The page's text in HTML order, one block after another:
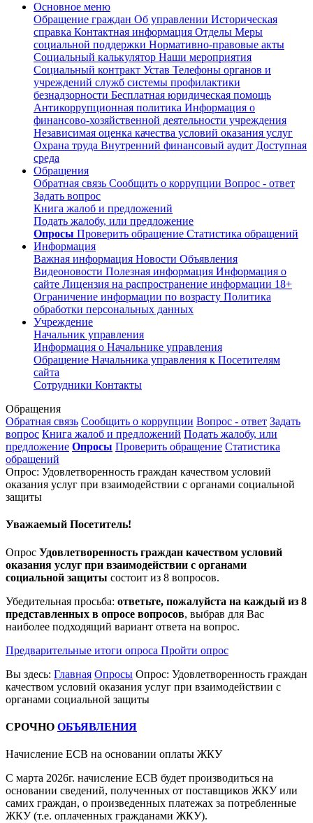
Основное меню
Обращение граждан Об управлении Историческая
справка Контактная информация Отделы Меры
социальной поддержки Нормативно-правовые акты
Социальный калькулятор Наши мероприятия
Социальный контракт Устав Телефоны органов и
учреждений служб системы профилактики
безнадзорности Бесплатная юридическая помощь
Антикоррупционная политика Информация о
финансово-хозяйственной деятельности учреждения
Независимая оценка качества условий оказания услуг
Охрана труда Внутренний финансовый аудит Доступная
среда
Обращения
Обратная связь Сообщить о коррупции Вопрос - ответ
Задать вопрос
Книга жалоб и предложений
Подать жалобу, или предложение
Опросы Проверить обращение Статистика обращений
Информация
Важная информация Новости Объявления
Видеоновости Полезная информация Информация о
сайте Лицензия на распространение информации 18+
Ограничение информации по возрасту Политика
обработки персональных данных
Учреждение
Начальник управления
Информация о Начальнике управления
Обращение Начальника управления к Посетителям
сайта
Сотрудники Контакты
Обращения
Обратная связь Сообщить о коррупции Вопрос - ответ Задать
вопрос Книга жалоб и предложений Подать жалобу, или
предложение Опросы Проверить обращение Статистика
обращений
Опрос: Удовлетворенность граждан качеством условий
оказания услуг при взаимодействии с органами социальной
защиты
Уважаемый Посетитель!
Опрос Удовлетворенность граждан качеством условий
оказания услуг при взаимодействии с органами
социальной защиты состоит из 8 вопросов.
Убедительная просьба: ответьте, пожалуйста на каждый из 8
представленных в опросе вопросов, выбрав для Вас
наиболее подходящий вариант ответа на вопрос.
Предварительные итоги опроса Пройти опрос
Вы здесь: Главная Опросы Опрос: Удовлетворенность граждан
качеством условий оказания услуг при взаимодействии с
органами социальной защиты
СРОЧНО ОБЪЯВЛЕНИЯ
Начисление ЕСВ на основании оплаты ЖКУ
С марта 2026г. начисление ЕСВ будет производиться на
основании сведений, полученных от поставщиков ЖКУ или
самих граждан, о произведенных платежах за потребленные
ЖКУ (т.е. оплаченных гражданами ЖКУ).